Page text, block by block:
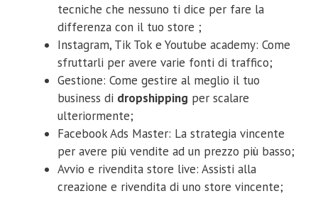
tecniche che nessuno ti dice per fare la
differenza con il tuo store ;
Instagram, Tik Tok e Youtube academy: Come
sfruttarli per avere varie fonti di traffico;
Gestione: Come gestire al meglio il tuo
business di dropshipping per scalare
ulteriormente;
Facebook Ads Master: La strategia vincente
per avere più vendite ad un prezzo più basso;
Avvio e rivendita store live: Assisti alla
creazione e rivendita di uno store vincente;